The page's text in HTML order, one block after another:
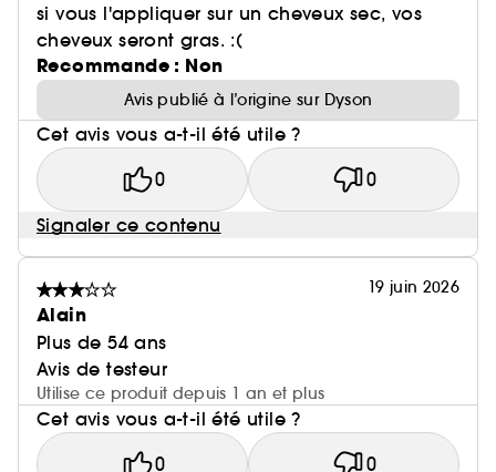
si vous l'appliquer sur un cheveux sec, vos
cheveux seront gras. :(
Recommande : Non
Avis publié à l’origine sur Dyson
Cet avis vous a-t-il été utile ?
0 0
Signaler ce contenu
19 juin 2026
Alain
Plus de 54 ans
Avis de testeur
Utilise ce produit depuis 1 an et plus
Cet avis vous a-t-il été utile ?
0 0